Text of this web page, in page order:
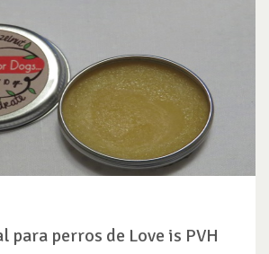
para perros de Love is PVH